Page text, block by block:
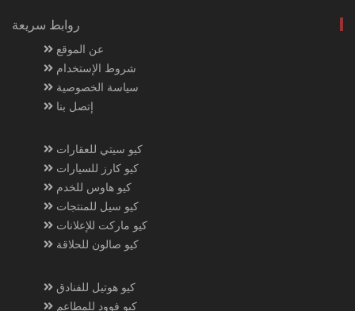
روابط سريعة
عن الموقع
شروط الإستخدام
سياسة الخصوصية
إتصل بنا
كيو سيتي للعقارات
كيو كارز للسيارات
كيو هاوس للخدم
كيو سيل للمنتجات
كيو ماركت للإعلانات
كيو صالون للحلاقة
كيو هوتيل للفنادق
كيو فوود للمطاعم